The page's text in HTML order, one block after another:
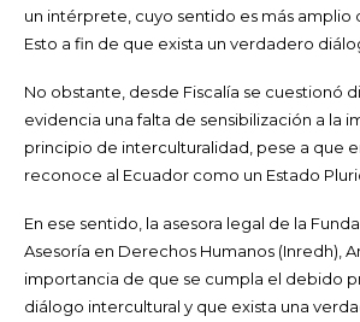
un intérprete, cuyo sentido es más amplio
Esto a fin de que exista un verdadero
No obstante, desde Fiscalía se cuestionó
evidencia una falta de sensibilización a la
principio de interculturalidad, pese a que
reconoce al Ecuador como un Estado
En ese sentido, la asesora legal de la
Asesoría en Derechos Humanos (Inredh),
importancia de que se cumpla el debido
diálogo intercultural y que exista una